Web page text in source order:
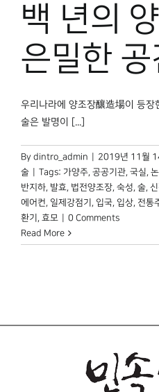
원문보기 PDF
백 년의
은밀한 공
우리나라에 양조장釀造場이 등장
술은 발명이 [...]
By dintro_admin 2019년 11월
술
Tags: 가양주, 공공기관, 국실,
반지하, 발효, 법전양조장, 숙성, 술,
에어컨, 일제강점기 , 입국, 입상, 전통
환기 , 효모
0 Comments
Read More